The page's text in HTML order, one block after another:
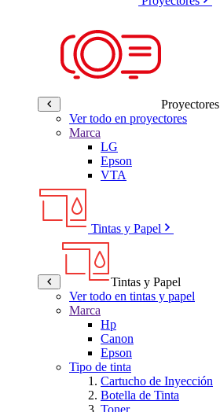
Proyectores
Ver todo en proyectores
Marca
LG
Epson
VTA
Tintas y Papel
Tintas y Papel
Ver todo en tintas y papel
Marca
Hp
Canon
Epson
Tipo de tinta
Cartucho de Inyección
Botella de Tinta
Toner